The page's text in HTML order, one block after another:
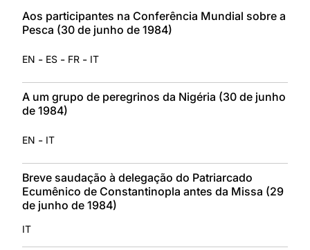
Aos participantes na Conferência Mundial sobre a
Pesca (30 de junho de 1984)
EN - ES - FR - IT
A um grupo de peregrinos da Nigéria (30 de junho
de 1984)
EN - IT
Breve saudação à delegação do Patriarcado
Ecumênico de Constantinopla antes da Missa (29
de junho de 1984)
IT